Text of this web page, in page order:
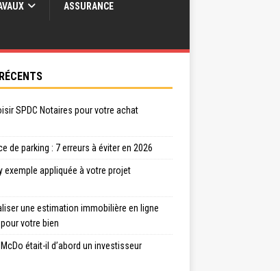
ASSURANCE
SPDC Notaires pour votre achat
de parking : 7 erreurs à éviter en 2026
exemple appliquée à votre projet
une estimation immobilière en ligne
votre bien
était-il d’abord un investisseur